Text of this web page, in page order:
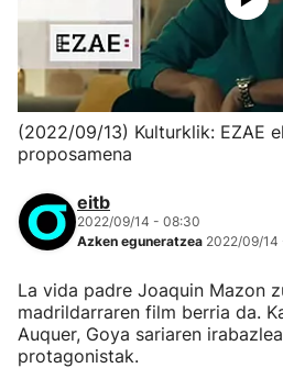
(2022/09/13) Kulturklik: EZAE
proposamena
eitb
2022/09/14 - 08:30
Azken eguneratzea 2022/09/14
La vida padre Joaquin Mazon
madrildarraren film berria da.
Auquer, Goya sariaren
protagonistak.